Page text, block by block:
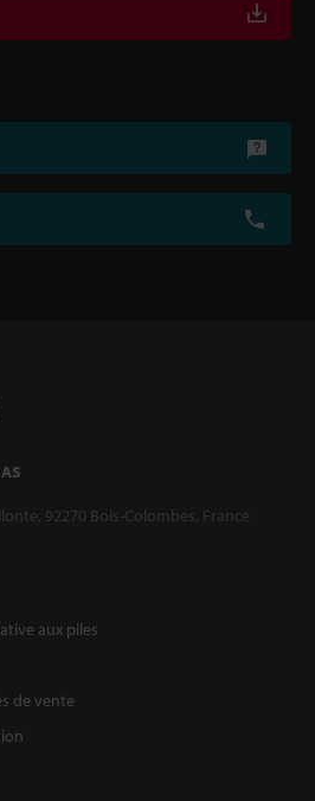
92270 Bois-Colombes, France
aux piles
de vente